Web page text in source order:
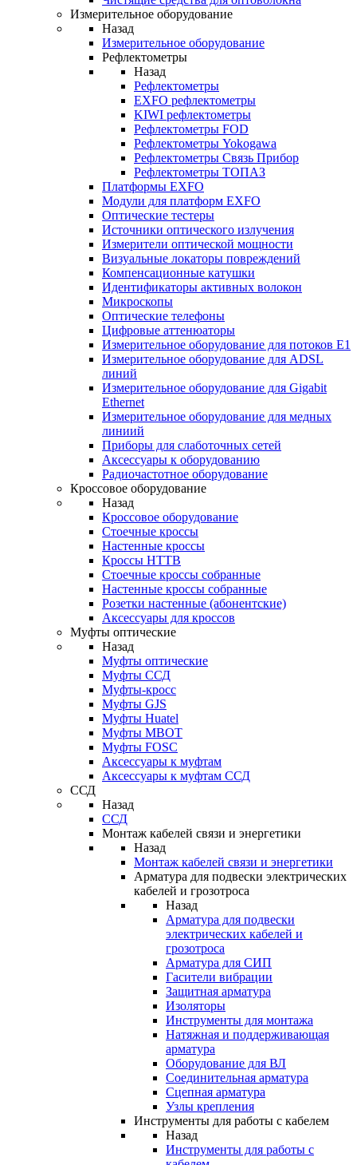
Измерительное оборудование
Назад
Измерительное оборудование
Рефлектометры
Назад
Рефлектометры
EXFO рефлектометры
KIWI рефлектометры
Рефлектометры FOD
Рефлектометры Yokogawa
Рефлектометры Связь Прибор
Рефлектометры ТОПАЗ
Платформы EXFO
Модули для платформ EXFO
Оптические тестеры
Источники оптического излучения
Измерители оптической мощности
Визуальные локаторы повреждений
Компенсационные катушки
Идентификаторы активных волокон
Микроскопы
Оптические телефоны
Цифровые аттенюаторы
Измерительное оборудование для потоков Е1
Измерительное оборудование для ADSL
линий
Измерительное оборудование для Gigabit
Ethernet
Измерительное оборудование для медных
линиий
Приборы для слаботочных сетей
Аксессуары к оборудованию
Радиочастотное оборудование
Кроссовое оборудование
Назад
Кроссовое оборудование
Стоечные кроссы
Настенные кроссы
Кроссы HTTB
Стоечные кроссы собранные
Настенные кроссы собранные
Розетки настенные (абонентские)
Аксессуары для кроссов
Муфты оптические
Назад
Муфты оптические
Муфты ССД
Муфты-кросс
Муфты GJS
Муфты Huatel
Муфты МВОТ
Муфты FOSC
Аксессуары к муфтам
Аксессуары к муфтам ССД
ССД
Назад
ССД
Монтаж кабелей связи и энергетики
Назад
Монтаж кабелей связи и энергетики
Арматура для подвески электрических
кабелей и грозотроса
Назад
Арматура для подвески
электрических кабелей и
грозотроса
Арматура для СИП
Гасители вибрации
Защитная арматура
Изоляторы
Инструменты для монтажа
Натяжная и поддерживающая
арматура
Оборудование для ВЛ
Соединительная арматура
Сцепная арматура
Узлы крепления
Инструменты для работы с кабелем
Назад
Инструменты для работы с